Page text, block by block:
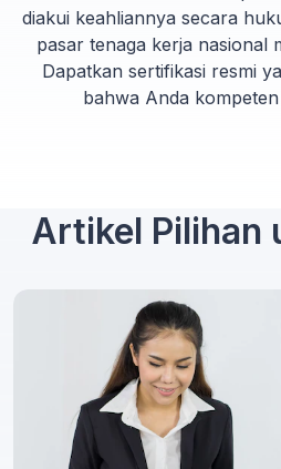
diakui keahliannya secara
pasar tenaga kerja nasional
Dapatkan sertifikasi resmi
bahwa Anda
Artikel Pilihan